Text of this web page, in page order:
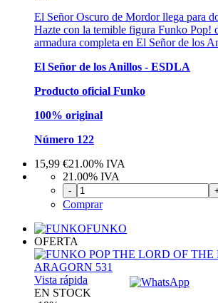
El Señor Oscuro de Mordor llega para
Hazte con la temible figura Funko Pop!
armadura completa en El Señor de los
El Señor de los Anillos - ESDLA
Producto oficial Funko
100% original
Número 122
15,99 €21.00% IVA
21.00% IVA
-
Comprar
FUNKO
OFERTA
Vista rápida
EN STOCK